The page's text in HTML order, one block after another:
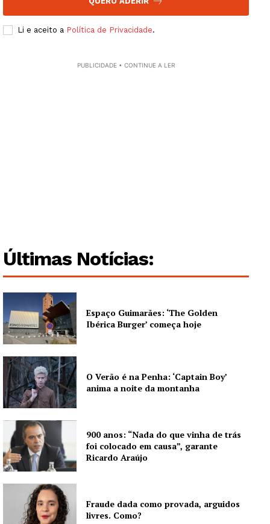
Edição Digital
Europa
Grande Entrevista
Publicidade
Quero ser Assinante
Li e aceito a Política de Privacidade.
PUBLICIDADE • CONTINUE A LER
Últimas Notícias:
Espaço Guimarães: ‘The Golden
Ibérica Burger’ começa hoje
O Verão é na Penha: ‘Captain Boy’
anima a noite da montanha
900 anos: “Nada do que vinha de trás
foi colocado em causa”, garante
Ricardo Araújo
Fraude dada como provada, arguidos
livres. Como?